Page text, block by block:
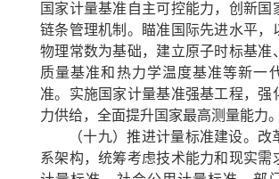
国家计量基准自主可控能力，创新国
链条管理机制。瞄准国际先进水平，
物理常数为基础，建立原子时标基准
质量基准和热力学温度基准等新一
准。实施国家计量基准强基工程，强
力供给，全面提升国家最高测量能力。
（十九）推进计量标准建设。 改
系架构，统筹考虑技术能力和现实需